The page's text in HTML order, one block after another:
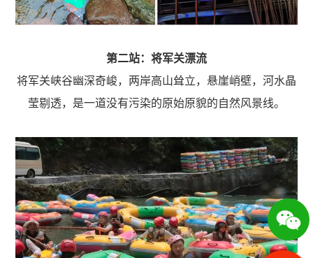
第二站：将军关漂流
将军关峡谷幽深奇峻，两岸高山耸立，悬崖峭壁，河水晶
莹剔透，是一道没有污染的原始原貌的自然风景线。